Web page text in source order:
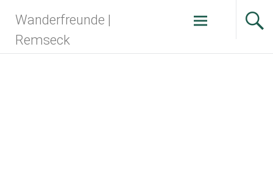
Inhalt
springen
Wanderfreunde |
Remseck